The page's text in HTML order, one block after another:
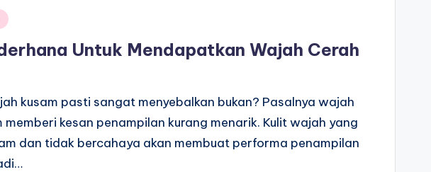
Untuk Mendapatkan Wajah Cerah
kusam pasti sangat menyebalkan bukan? Pasalnya wajah
memberi kesan penampilan kurang menarik. Kulit wajah yang
dan tidak bercahaya akan membuat performa penampilan